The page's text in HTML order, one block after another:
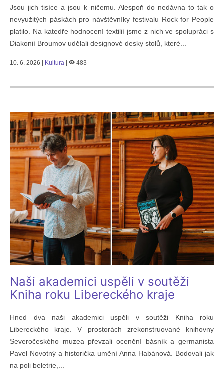
Jsou jich tisíce a jsou k ničemu. Alespoň do nedávna to tak o
nevyužitých páskách pro návštěvníky festivalu Rock for People
platilo. Na katedře hodnocení textilií jsme z nich ve spolupráci s
Diakonií Broumov udělali designové desky stolů, které...
10. 6. 2026 | Kultura 483
Naši akademici uspěli v soutěži
Kniha roku Libereckého kraje
Hned dva naši akademici uspěli v soutěži Kniha roku
Libereckého kraje. V prostorách zrekonstruované knihovny
Severočeského muzea převzali ocenění básník a germanista
Pavel Novotný a historička umění Anna Habánová. Bodovali jak
na poli beletrie,...